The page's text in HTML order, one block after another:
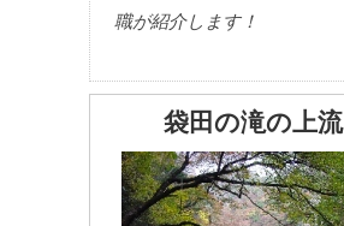
職が紹介します！
袋田の滝の上流